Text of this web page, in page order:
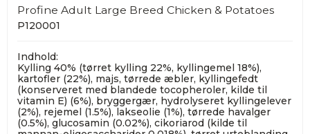
Profine Adult Large Breed Chicken & Potatoes
P120001
Indhold:
Kylling 40% (tørret kylling 22%, kyllingemel 18%),
kartofler (22%), majs, tørrede æbler, kyllingefedt
(konserveret med blandede tocopheroler, kilde til
vitamin E) (6%), bryggergær, hydrolyseret kyllingelever
(2%), rejemel (1.5%), lakseolie (1%), tørrede havalger
(0.5%), glucosamin (0.02%), cikoriarod (kilde til